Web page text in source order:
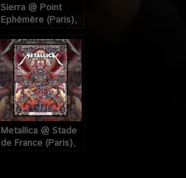
Sierra @ Point
Ephémère (Paris),
Metallica @ Stade
de France (Paris),